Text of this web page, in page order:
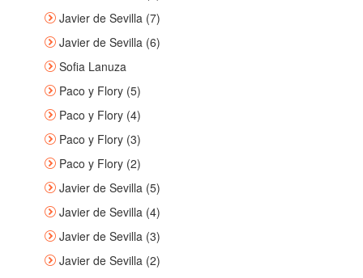
Javier de Sevilla (7)
Javier de Sevilla (6)
Sofia Lanuza
Paco y Flory (5)
Paco y Flory (4)
Paco y Flory (3)
Paco y Flory (2)
Javier de Sevilla (5)
Javier de Sevilla (4)
Javier de Sevilla (3)
Javier de Sevilla (2)